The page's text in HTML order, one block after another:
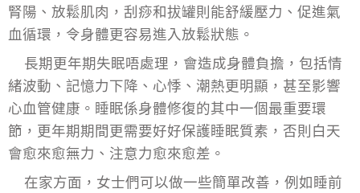
腎陽、放鬆肌肉，刮痧和拔罐則能舒緩壓力、促進氣
血循環，令身體更容易進入放鬆狀態。
長期更年期失眠唔處理，會造成身體負擔，包括情
緒波動、記憶力下降、心悸、潮熱更明顯，甚至影響
心血管健康。睡眠係身體修復的其中一個最重要環
節，更年期期間更需要好好保護睡眠質素，否則白天
會愈來愈無力、注意力愈來愈差。
在家方面，女士們可以做一些簡單改善，例如睡前